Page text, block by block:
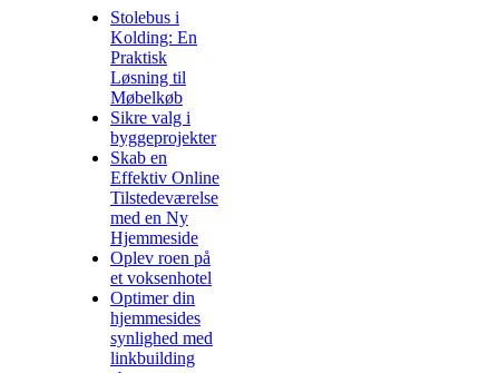
Stolebus i
Kolding: En
Praktisk
Løsning til
Møbelkøb
Sikre valg i
byggeprojekter
Skab en
Effektiv Online
Tilstedeværelse
med en Ny
Hjemmeside
Oplev roen på
et voksenhotel
Optimer din
hjemmesides
synlighed med
linkbuilding